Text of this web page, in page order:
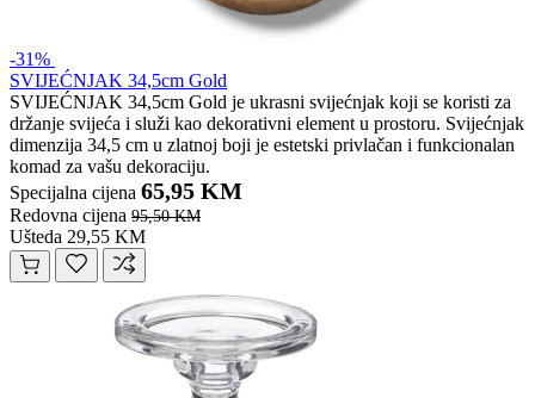
-31%
SVIJEĆNJAK 34,5cm Gold
SVIJEĆNJAK 34,5cm Gold je ukrasni svijećnjak koji se koristi za
držanje svijeća i služi kao dekorativni element u prostoru. Svijećnjak
dimenzija 34,5 cm u zlatnoj boji je estetski privlačan i funkcionalan
komad za vašu dekoraciju.
Specijalna cijena 65,95 KM
Redovna cijena 95,50 KM
Ušteda 29,55 KM